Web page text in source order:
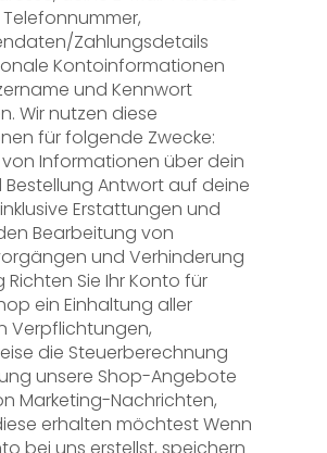
Zahlungsdetails
Kontoinformationen
und Kennwort
Wir nutzen diese
für folgende Zwecke:
Informationen über dein
Antwort auf deine
Erstattungen und
Bearbeitung von
und Verhinderung
Richten Sie Ihr Konto für
ein Einhaltung aller
Verpflichtungen,
die Steuerberechnung
unsere Shop-Angebote
Marketing-Nachrichten,
erhalten möchtest Wenn